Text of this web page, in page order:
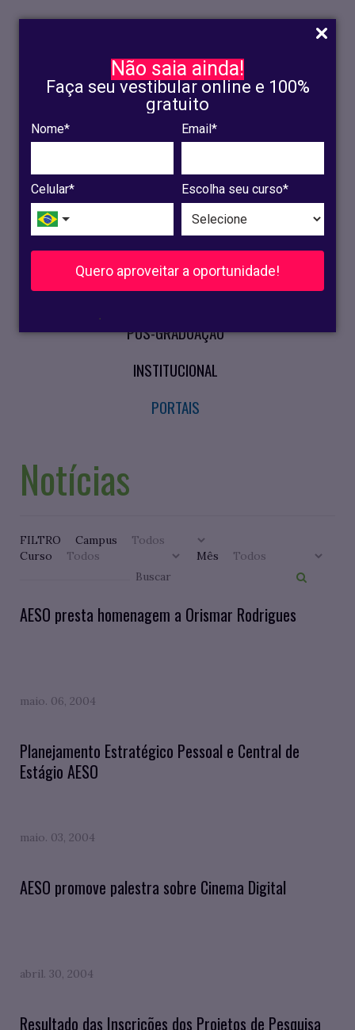
Não saia ainda!
Faça seu vestibular online e 100%
gratuito
Nome* Email*
Celular* Escolha seu curso*
Quero aproveitar a oportunidade!
.
INSCRIÇÃO
OLINDA
RECIFE
VESTIBULAR
CURSOS PRESENCIAIS
PÓS-GRADUAÇÃO
INSTITUCIONAL
PORTAIS
Notícias
FILTRO
Campus
Curso
Mês
AESO presta homenagem a Orismar Rodrigues
maio. 06, 2004
Planejamento Estratégico Pessoal e Central de
Estágio AESO
maio. 03, 2004
AESO promove palestra sobre Cinema Digital
abril. 30, 2004
Resultado das Inscrições dos Projetos de Pesquisa